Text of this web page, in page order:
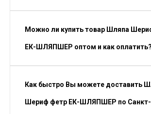
Можно ли купить товар Шляпа
ЕК-ШЛЯПШЕР оптом и как оплатить?
Как быстро Вы можете доставить
Шериф фетр ЕК-ШЛЯПШЕР по Санкт-